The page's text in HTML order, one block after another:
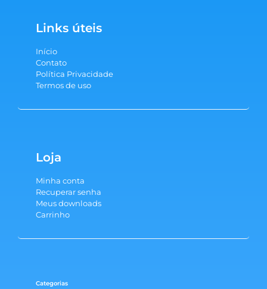
Links úteis
Início
Contato
Política Privacidade
Termos de uso
Loja
Minha conta
Recuperar senha
Meus downloads
Carrinho
Categorias